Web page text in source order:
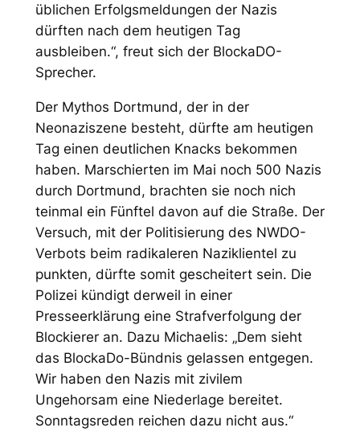
üblichen Erfolgsmeldungen der Nazis
dürften nach dem heutigen Tag
ausbleiben.“, freut sich der BlockaDO-
Sprecher.
Der Mythos Dortmund, der in der
Neonaziszene besteht, dürfte am heutigen
Tag einen deutlichen Knacks bekommen
haben. Marschierten im Mai noch 500 Nazis
durch Dortmund, brachten sie noch nich
teinmal ein Fünftel davon auf die Straße. Der
Versuch, mit der Politisierung des NWDO-
Verbots beim radikaleren Naziklientel zu
punkten, dürfte somit gescheitert sein. Die
Polizei kündigt derweil in einer
Presseerklärung eine Strafverfolgung der
Blockierer an. Dazu Michaelis: „Dem sieht
das BlockaDo-Bündnis gelassen entgegen.
Wir haben den Nazis mit zivilem
Ungehorsam eine Niederlage bereitet.
Sonntagsreden reichen dazu nicht aus.“